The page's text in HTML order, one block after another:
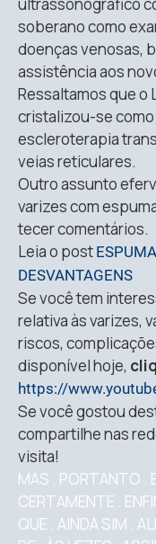
soberano como
doenças venosas,
assistência aos
Ressaltamos que o
cristalizou-se como
escleroterapia
veias reticulares.
Outro assunto
varizes com
tecer comentários.
Leia o post
DESVANTAGENS
Se você tem
relativa às varizes,
riscos,
disponível hoje,
https://
Se você gostou
compartilhe nas
visita!
MAS . PORTANTO .
CERTAMENTE .
QUE . AINDA SIM .